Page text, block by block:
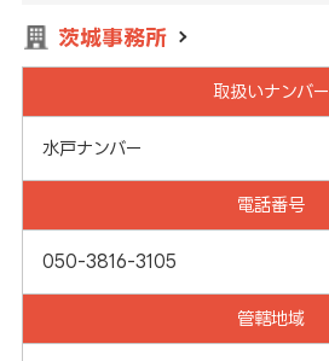
茨城事務所
取扱いナンバー
水戸ナンバー
電話番号
050-3816-3105
管轄地域